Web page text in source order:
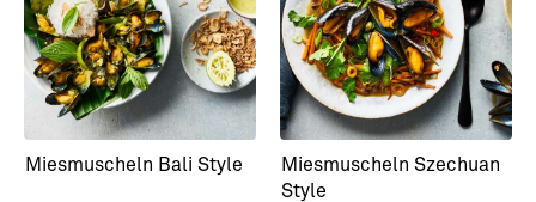
Miesmuscheln Bali Style
Miesmuscheln Szechuan
Style